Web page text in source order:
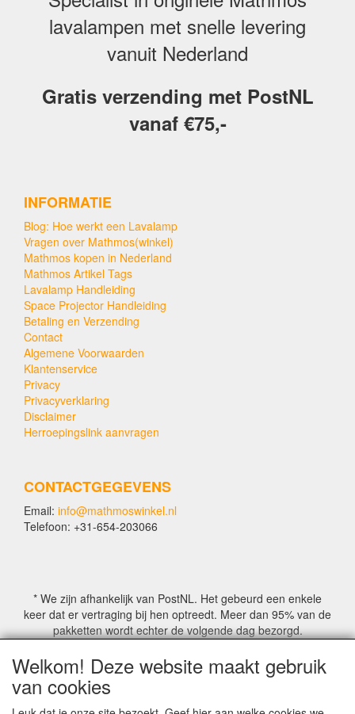
lavalampen met snelle levering
vanuit Nederland
Gratis verzending met PostNL
vanaf €75,-
INFORMATIE
Blog: Hoe werkt een Lavalamp
Vragen over Mathmos(winkel)
Mathmos kopen in Nederland
Mathmos Artikel Tags
Lavalamp Handleiding
Space Projector Handleiding
Betaling en Verzending
Contact
Algemene Voorwaarden
Klantenservice
Privacy
Privacyverklaring
Disclaimer
Herroepingslink aanvragen
CONTACTGEGEVENS
Email: info@mathmoswinkel.nl
Telefoon: +31-654-203066
* We zijn afhankelijk van PostNL. Het gebeurd een enkele
keer dat er vertraging bij hen optreedt. Meer dan 95% van de
pakketten wordt echter de volgende dag bezorgd.
© COPYRIGHT by Mathmoswinkel.nl
Site Name, Ownership and Design Copyright by
Mathmoswinkel.nl
Welkom! Deze website maakt gebruik
van cookies